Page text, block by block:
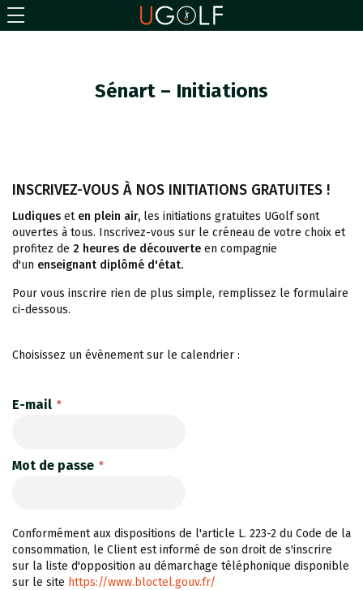
Sénart – Initiations
INSCRIVEZ-VOUS À NOS INITIATIONS GRATUITES !
Ludiques et en plein air, les initiations gratuites UGolf sont
ouvertes à tous. Inscrivez-vous sur le créneau de votre choix et
profitez de 2 heures de découverte en compagnie
d'un enseignant diplômé d'état.
Pour vous inscrire rien de plus simple, remplissez le formulaire
ci-dessous.
Choisissez un évènement sur le calendrier :
E-mail
Mot de passe
Conformément aux dispositions de l'article L. 223-2 du Code de la
consommation, le Client est informé de son droit de s'inscrire
sur la liste d'opposition au démarchage téléphonique disponible
sur le site https://www.bloctel.gouv.fr/